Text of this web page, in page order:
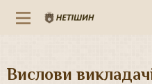
Вислови